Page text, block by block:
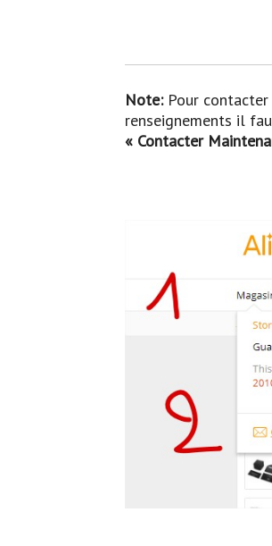
Note:Pour contacter
renseignements il
« Contacter